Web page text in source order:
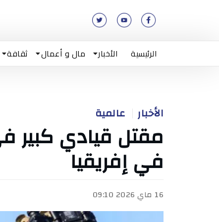
الرئيسية الأخبار مال و أعمال ثقافة
الأخبار عالمية
مقتل قيادي كبير
في إفريقيا
16 ماي 2026 09:10